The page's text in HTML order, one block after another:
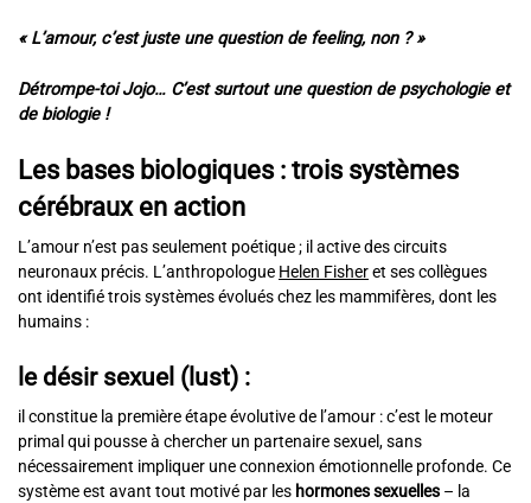
« L’amour, c’est juste une question de feeling, non ? »
Détrompe-toi Jojo… C’est surtout une question de psychologie et
de biologie !
Les bases biologiques : trois systèmes
cérébraux en action
L’amour n’est pas seulement poétique ; il active des circuits
neuronaux précis. L’anthropologue Helen Fisheret ses collègues
ont identifié trois systèmes évolués chez les mammifères, dont les
humains :
le désir sexuel (lust) :
il constitue la première étape évolutive de l’amour : c’est le moteur
primal qui pousse à chercher un partenaire sexuel, sans
nécessairement impliquer une connexion émotionnelle profonde. Ce
système est avant tout motivé par les hormones sexuelles – la